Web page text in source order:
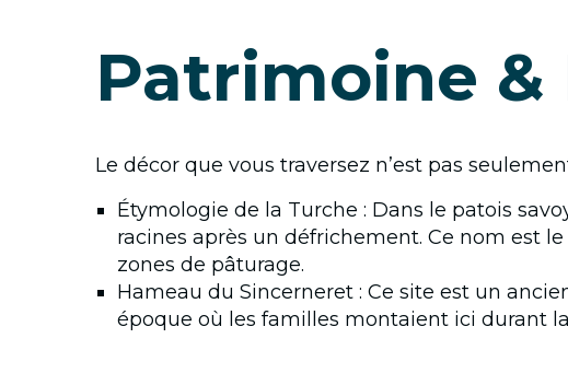
Patrimoine &
Le décor que vous traversez n’est pas
Étymologie de la Turche : Dans le patois
racines après un défrichement. Ce nom est
zones de pâturage.
Hameau du Sincerneret : Ce site est un
époque où les familles montaient ici durant